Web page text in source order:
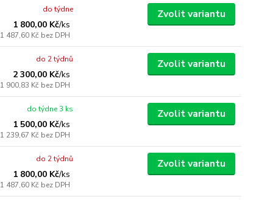
1 800,00 Kč/ks
1 487,60 Kč bez DPH
do týdne Zvolit variantu
2 300,00 Kč/ks
1 900,83 Kč bez DPH
do 2 týdnů Zvolit variantu
1 500,00 Kč/ks
1 239,67 Kč bez DPH
do týdne 3 ks Zvolit variantu
1 800,00 Kč/ks
1 487,60 Kč bez DPH
do 2 týdnů Zvolit variantu